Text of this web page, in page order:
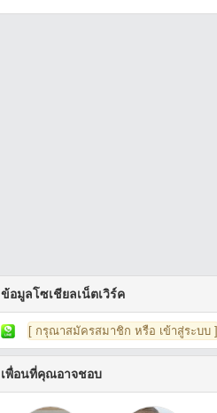
ข้อมูลโซเชียลเน็ตเวิร์ค
[ กรุณาสมัครสมาชิก หรือ เข้าสู่ระบบ ]
เพื่อนที่คุณอาจชอบ